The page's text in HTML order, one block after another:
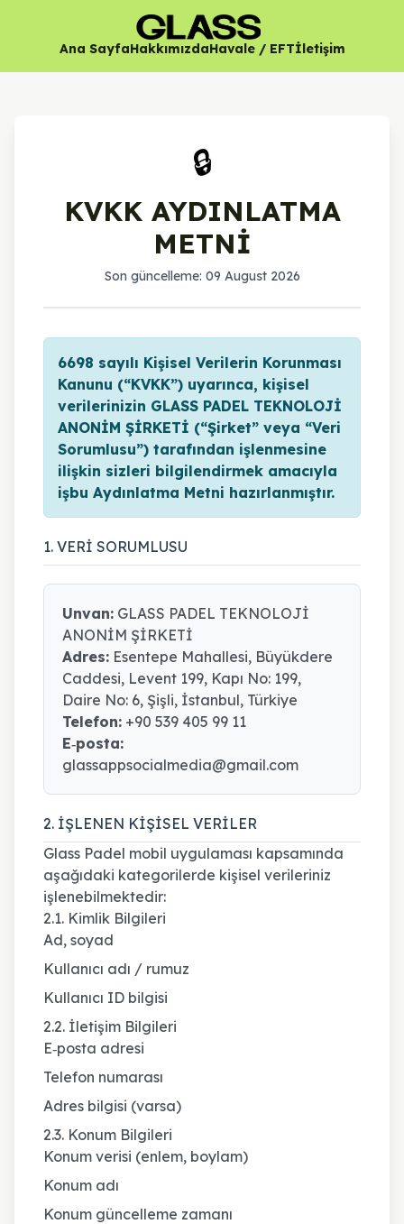
Ana SayfaHakkımızdaHavale / EFTİletişim
🔒
KVKK AYDINLATMA
METNİ
Son güncelleme: 09 August 2026
6698 sayılı Kişisel Verilerin Korunması
Kanunu (“KVKK”) uyarınca, kişisel
verilerinizin GLASS PADEL TEKNOLOJİ
ANONİM ŞİRKETİ (“Şirket” veya “Veri
Sorumlusu”) tarafından işlenmesine
ilişkin sizleri bilgilendirmek amacıyla
işbu Aydınlatma Metni hazırlanmıştır.
1. VERİ SORUMLUSU
Unvan: GLASS PADEL TEKNOLOJİ
ANONİM ŞİRKETİ
Adres: Esentepe Mahallesi, Büyükdere
Caddesi, Levent 199, Kapı No: 199,
Daire No: 6, Şişli, İstanbul, Türkiye
Telefon: +90 539 405 99 11
E‑posta:
glassappsocialmedia@gmail.com
2. İŞLENEN KİŞİSEL VERİLER
Glass Padel mobil uygulaması kapsamında
aşağıdaki kategorilerde kişisel verileriniz
işlenebilmektedir:
2.1. Kimlik Bilgileri
Ad, soyad
Kullanıcı adı / rumuz
Kullanıcı ID bilgisi
2.2. İletişim Bilgileri
E‑posta adresi
Telefon numarası
Adres bilgisi (varsa)
2.3. Konum Bilgileri
Konum verisi (enlem, boylam)
Konum adı
Konum güncelleme zamanı